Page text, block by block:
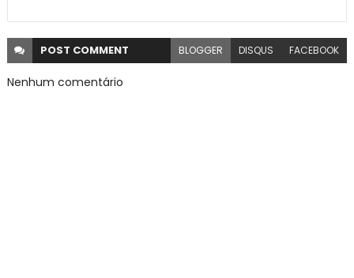
POST COMMENT BLOGGER DISQUS FACEBOOK
Nenhum comentário